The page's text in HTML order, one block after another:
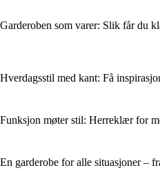
Garderoben som varer: Slik får du
Hverdagsstil med kant: Få
Funksjon møter stil: Herreklær for
En garderobe for alle situasjoner –